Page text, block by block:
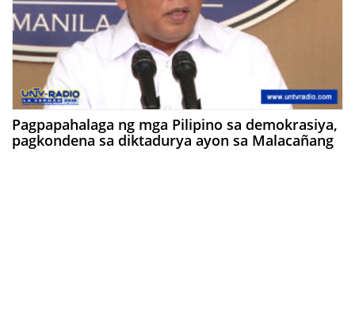
Pagpapahalaga ng mga Pilipino sa demokrasiya,
pagkondena sa diktadurya ayon sa Malacañang